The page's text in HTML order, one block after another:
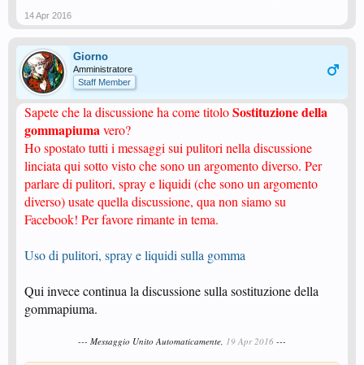
14 Apr 2016
Giorno
Amministratore
Staff Member
Sapete che la discussione ha come titoloSostituzione della
gommapiumavero?
Ho spostato tutti i messaggi sui pulitori nella discussione
linciata qui sotto visto che sono un argomento diverso. Per
parlare di pulitori, spray e liquidi (che sono un argomento
diverso) usate quella discussione, qua non siamo su
Facebook! Per favore rimante in tema.
Uso di pulitori, spray e liquidi sulla gomma
Qui invece continua la discussione sulla sostituzione della
gommapiuma.
--- Messaggio Unito Automaticamente, 19 Apr 2016 ---